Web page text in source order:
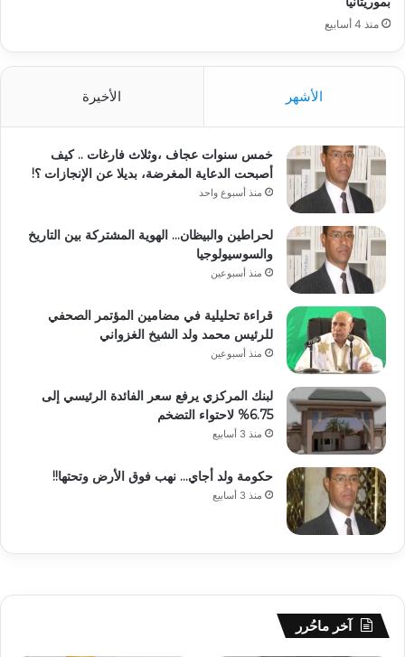
منذ 4 أسابيع
الأشهر الأخيرة
خمس سنوات عجاف ،وثلاث فارغات .. كيف
أصبحت الدعاية المغرضة، بديلا عن الإنجازات ؟!
منذ أسبوع واحد
لحراطين والبيظان… الهوية المشتركة بين التاريخ
والسوسيولوجيا
منذ أسبوعين
قراءة تحليلية في مضامين المؤتمر الصحفي
للرئيس محمد ولد الشيخ الغزواني
منذ أسبوعين
لبنك المركزي يرفع سعر الفائدة الرئيسي إلى
6.75% لاحتواء التضخم
منذ 3 أسابيع
حكومة ولد أجاي… نهب فوق الأرض وتحتها!!
منذ 3 أسابيع
آخر ماحُرر